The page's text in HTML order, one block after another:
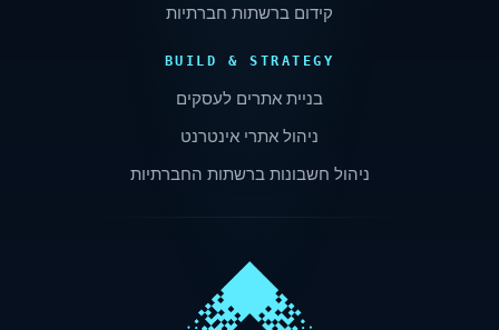
קידום ברשתות חברתיות
BUILD & STRATEGY
בניית אתרים לעסקים
ניהול אתרי אינטרנט
ניהול חשבונות ברשתות החברתיות